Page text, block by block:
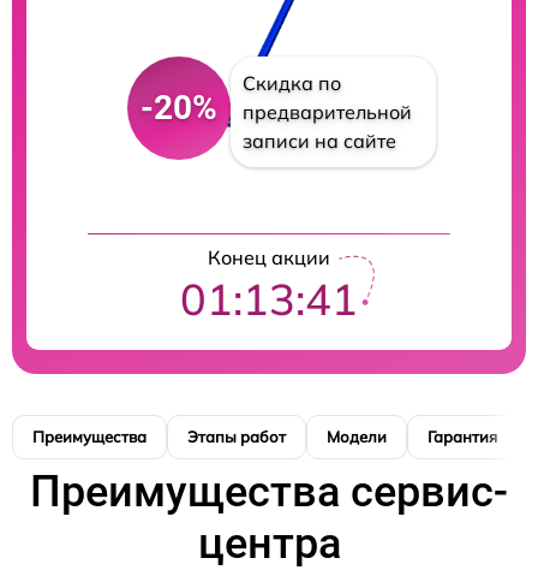
-20%
Скидка по
предварительной
записи на сайте
Конец акции
01:13:40
Преимущества Этапы работ Модели Гарантия
Преимущества сервис-
центра